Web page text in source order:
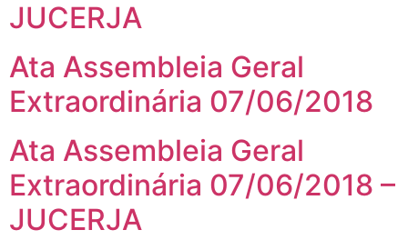
JUCERJA
Ata Assembleia Geral
Extraordinária 07/06/2018
Ata Assembleia Geral
Extraordinária 07/06/2018 –
JUCERJA